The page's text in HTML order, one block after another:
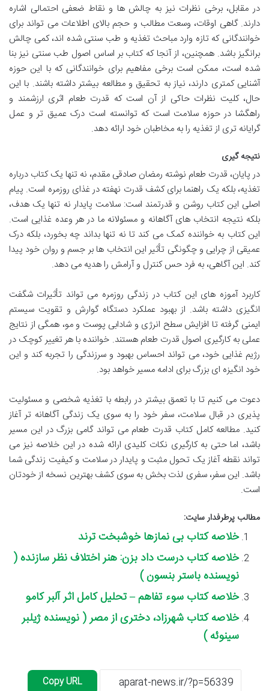
در مقابل، برخی نظرات نیز به چالش ها و نقاط ضعفی احتمالی اشاره
دارند. گاهی اوقات، وسعت مطالب و حجم بالای اطلاعات می تواند برای
خوانندگانی که تازه وارد مباحث تغذیه و طب سنتی شده اند، کمی چالش
برانگیز باشد. همچنین، از آنجا که کتاب بر اساس اصول طب سنتی نیز بنا
شده است، ممکن است برخی مفاهیم برای خوانندگانی که با این حوزه
آشنایی کمتری دارند، نیاز به تحقیق و مطالعه بیشتر داشته باشند. با این
حال، کلیت نظرات حاکی از آن است که قدرت طعام اثری ارزشمند و
راهگشا در حوزه سلامت است که توانسته است درک عمیق تر و عمل
گرایانه تری از تغذیه را به مخاطبان خود ارائه دهد.
نتیجه گیری
در پایان، قدرت طعام نوشته رمضان صادقی مقدم، نه تنها یک کتاب درباره
تغذیه، بلکه یک راهنما برای کشف قدرت نهفته در غذای روزمره است. پیام
اصلی این کتاب روشن و قدرتمند است: سلامت پایدار نه تنها یک هدف،
بلکه نتیجه انتخاب های آگاهانه و مسئولانه ما در هر وعده غذایی است.
این کتاب به خواننده کمک می کند تا نه تنها بداند چه بخورد، بلکه درک
عمیقی از چرایی و چگونگی تأثیر این انتخاب ها بر جسم و روان خود پیدا
کند. این آگاهی، به فرد حس کنترل و آرامش را هدیه می دهد.
کاربرد آموزه های این کتاب در زندگی روزمره می تواند تأثیرات شگفت
انگیزی داشته باشد. از بهبود عملکرد دستگاه گوارش و تقویت سیستم
ایمنی گرفته تا افزایش سطح انرژی و شادابی پوست و مو، همگی از نتایج
عملی به کارگیری اصول قدرت طعام هستند. خواننده با هر تغییر کوچک در
رژیم غذایی خود، می تواند احساس بهبود و سرزندگی را تجربه کند و این
خود انگیزه ای بزرگ برای ادامه مسیر خواهد بود.
دعوت می کنیم تا با تعمق بیشتر در رابطه با تغذیه شخصی و مسئولیت
پذیری در قبال سلامت، سفر خود را به سوی یک زندگی آگاهانه تر آغاز
کنید. مطالعه کامل کتاب قدرت طعام می تواند گامی بزرگ در این مسیر
باشد، اما حتی به کارگیری نکات کلیدی ارائه شده در این خلاصه نیز می
تواند نقطه آغاز یک تحول مثبت و پایدار در سلامت و کیفیت زندگی شما
باشد. این سفر، سفری لذت بخش به سوی کشف بهترین نسخه از خودتان
است.
مطالب پرطرفدار سایت:
خلاصه کتاب بی نمازها خوشبخت ترند
خلاصه کتاب درست داد بزن: هنر اختلاف نظر سازنده (
نویسنده باستر بنسون )
خلاصه کتاب سوء تفاهم – تحلیل کامل اثر آلبر کامو
خلاصه کتاب شهرزاد، دختری از مصر ( نویسنده ژیلبر
سینوئه )
Copy URL